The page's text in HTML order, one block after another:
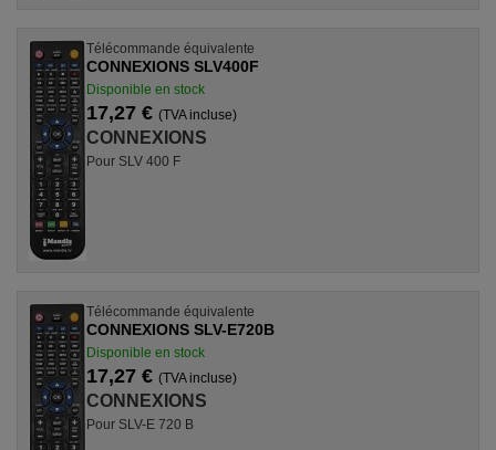
Télécommande équivalente
CONNEXIONS SLV400F
Disponible en stock
17,27 € (TVA incluse)
CONNEXIONS
Pour SLV 400 F
Télécommande équivalente
CONNEXIONS SLV-E720B
Disponible en stock
17,27 € (TVA incluse)
CONNEXIONS
Pour SLV-E 720 B